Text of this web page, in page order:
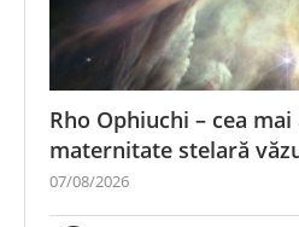
Rho Ophiuchi – cea
maternitate stelară
07/08/2026